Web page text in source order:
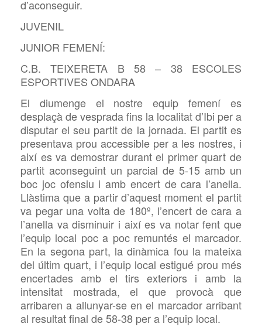
d’aconseguir.
JUVENIL
JUNIOR FEMENÍ:
C.B. TEIXERETA B 58 – 38 ESCOLES
ESPORTIVES ONDARA
El diumenge el nostre equip femení es
desplaçà de vesprada fins la localitat d’Ibi per a
disputar el seu partit de la jornada. El partit es
presentava prou accessible per a les nostres, i
així es va demostrar durant el primer quart de
partit aconseguint un parcial de 5-15 amb un
boc joc ofensiu i amb encert de cara l’anella.
Llàstima que a partir d’aquest moment el partit
va pegar una volta de 180º, l’encert de cara a
l’anella va disminuir i així es va notar fent que
l’equip local poc a poc remuntés el marcador.
En la segona part, la dinàmica fou la mateixa
del últim quart, i l’equip local estigué prou més
encertades amb el tirs exteriors i amb la
intensitat mostrada, el que provocà que
arribaren a allunyar-se en el marcador arribant
al resultat final de 58-38 per a l’equip local.